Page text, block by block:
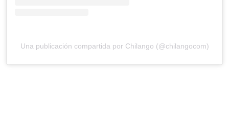
Una publicación compartida por Chilango (@chilangocom)